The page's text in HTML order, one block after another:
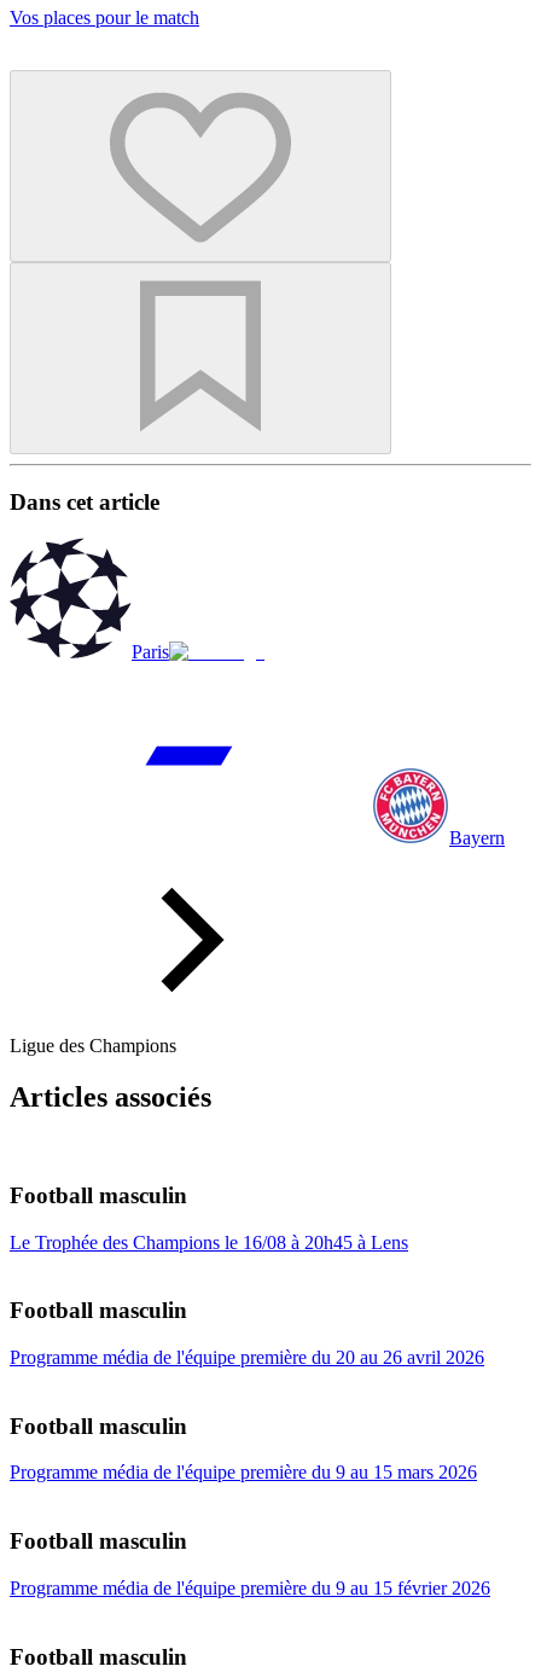
Vos places pour le match
Dans cet article
Paris
Bayern
Ligue des Champions
Articles associés
Football masculin
Le Trophée des Champions le 16/08 à 20h45 à Lens
Football masculin
Programme média de l'équipe première du 20 au 26 avril 2026
Football masculin
Programme média de l'équipe première du 9 au 15 mars 2026
Football masculin
Programme média de l'équipe première du 9 au 15 février 2026
Football masculin